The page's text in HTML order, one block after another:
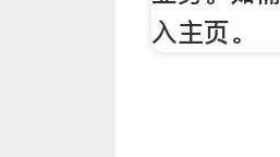
入主页。